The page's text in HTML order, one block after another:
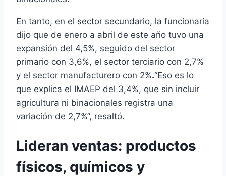
En tanto, en el sector secundario, la funcionaria
dijo que de enero a abril de este año tuvo una
expansión del 4,5%, seguido del sector
primario con 3,6%, el sector terciario con 2,7%
y el sector manufacturero con 2%.“Eso es lo
que explica el IMAEP del 3,4%, que sin incluir
agricultura ni binacionales registra una
variación de 2,7%”, resaltó.
Lideran ventas: productos
físicos, químicos y